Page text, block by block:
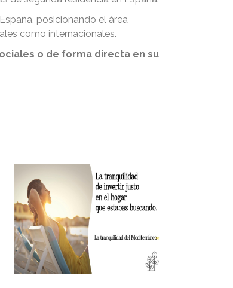
posicionando el área
como internacionales.
o de forma directa en su